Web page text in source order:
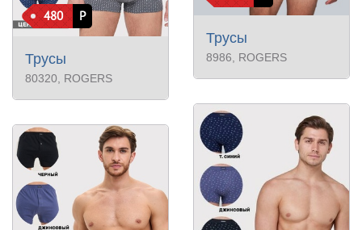
480 Р
Трусы
80320 , ROGERS
Трусы
8986 , ROGERS